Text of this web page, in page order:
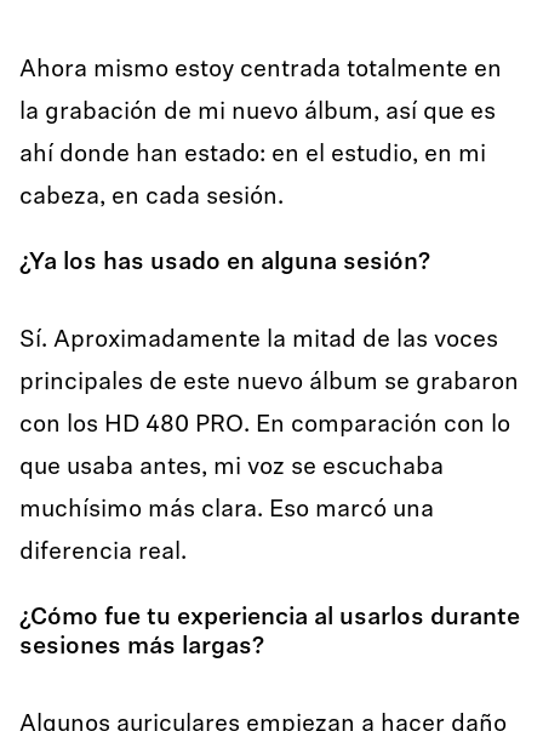
Ahora mismo estoy centrada totalmente en
la grabación de mi nuevo álbum, así que es
ahí donde han estado: en el estudio, en mi
cabeza, en cada sesión.
¿Ya los has usado en alguna sesión?
Sí. Aproximadamente la mitad de las voces
principales de este nuevo álbum se grabaron
con los HD 480 PRO. En comparación con lo
que usaba antes, mi voz se escuchaba
muchísimo más clara. Eso marcó una
diferencia real.
¿Cómo fue tu experiencia al usarlos durante
sesiones más largas?
Algunos auriculares empiezan a hacer daño